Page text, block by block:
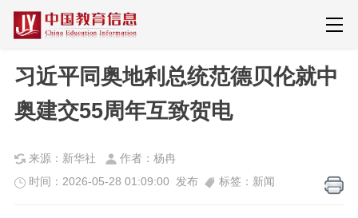
习近平同奥地利总统范德贝伦就中
奥建交55周年互致贺电
来源：新华社
作者：杨冉
时间：2026-05-28 01:09:00 发布
标签：新闻